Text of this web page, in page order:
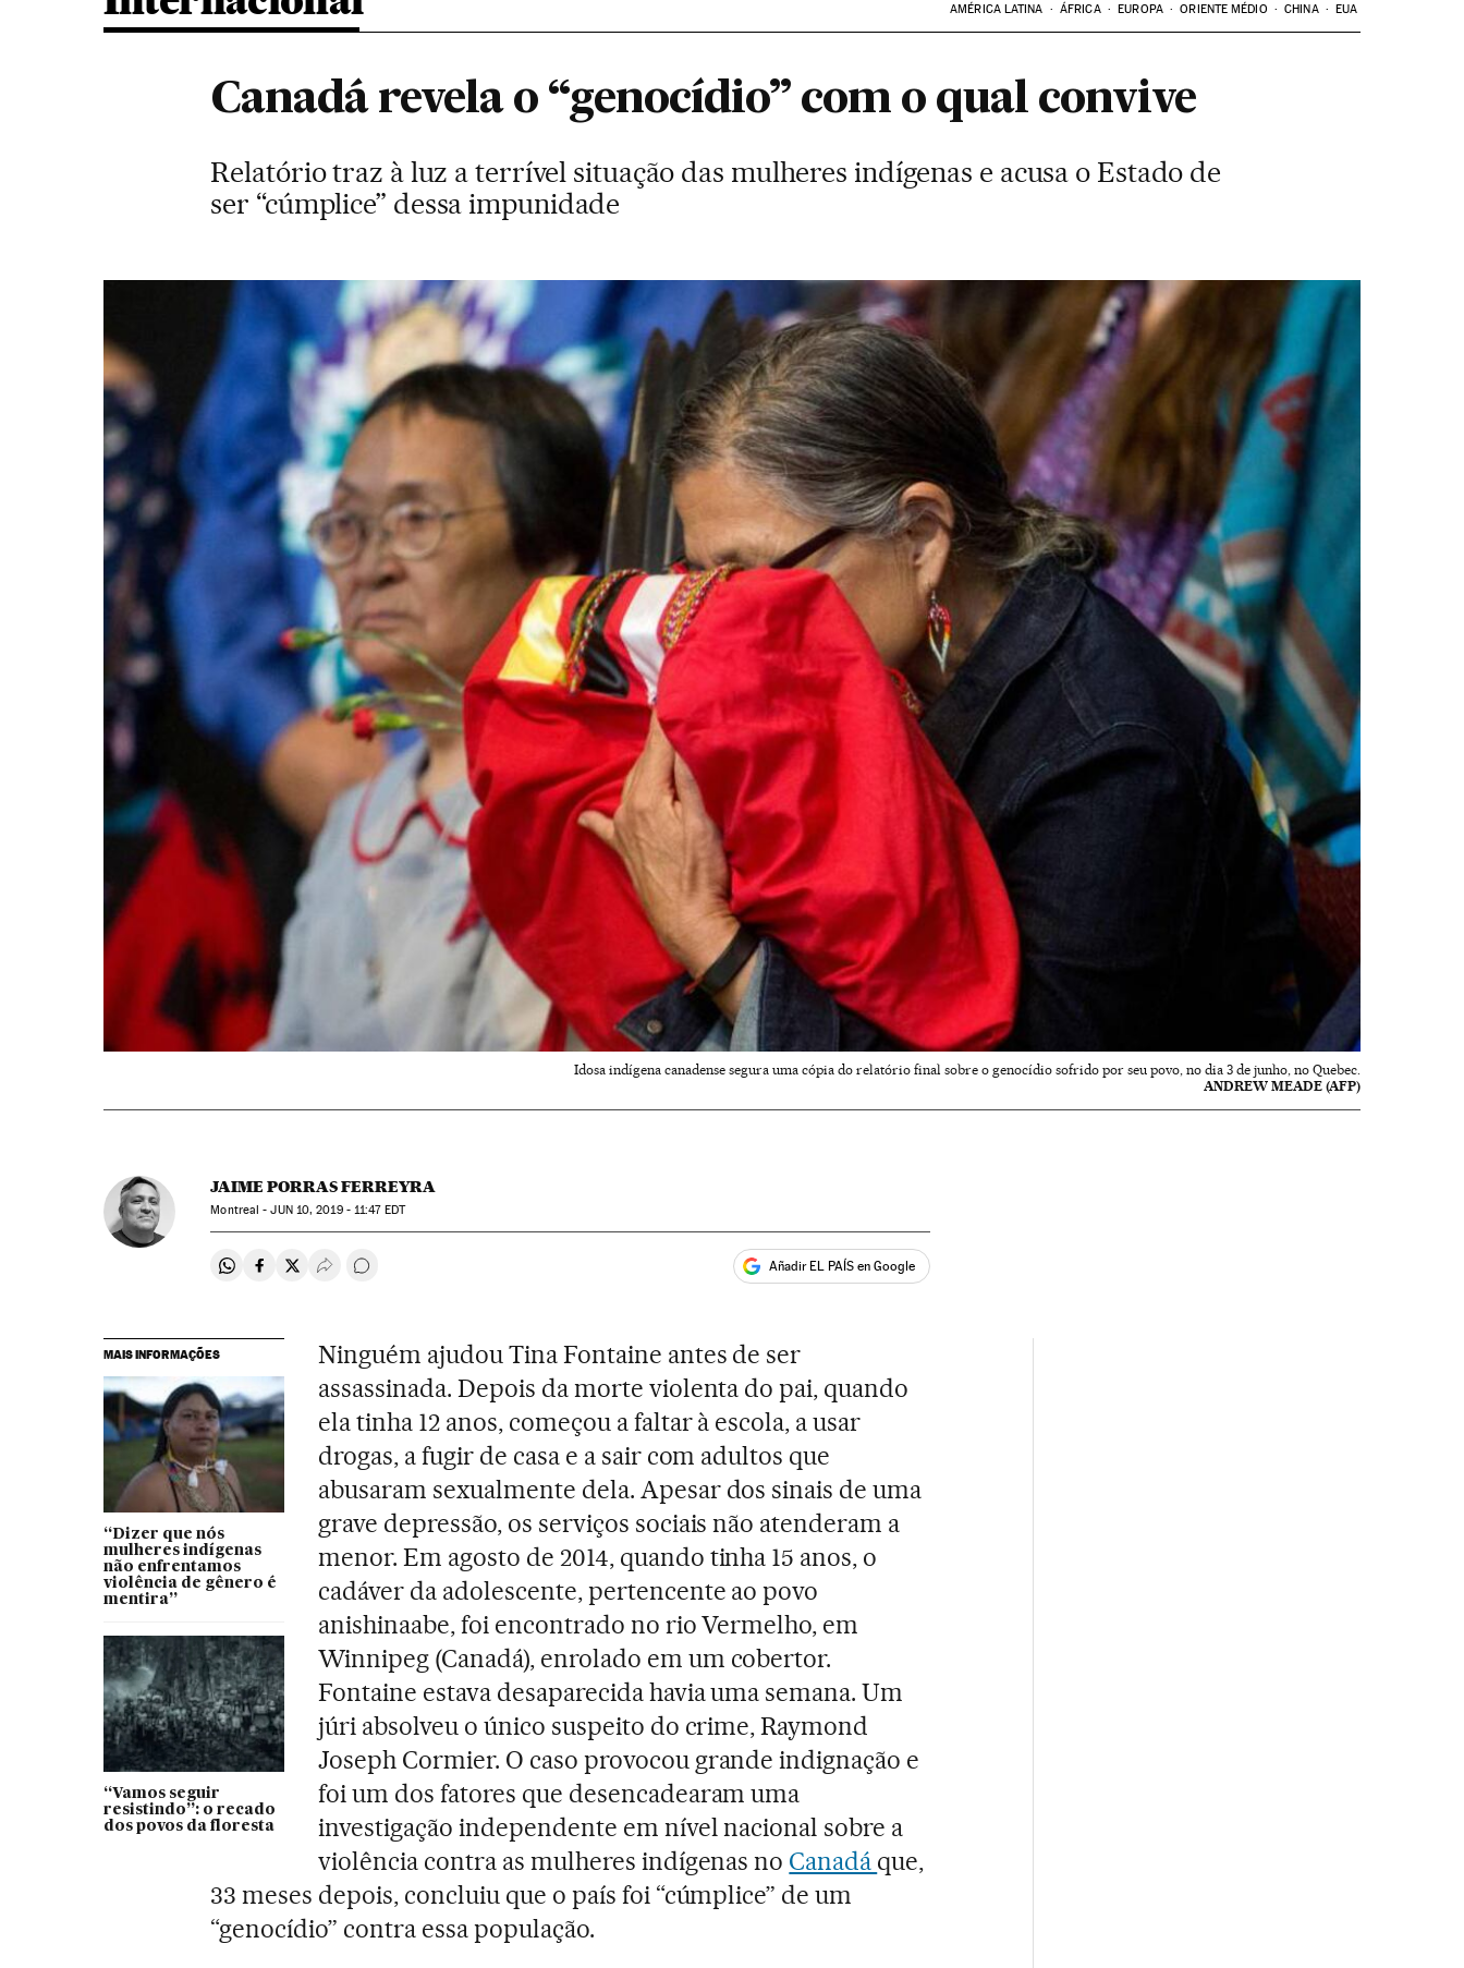
AMÉRICA LATINA ÁFRICA EUROPA ORIENTE MÉDIO CHINA EUA
Canadá revela o “genocídio” com o qual convive
Relatório traz à luz a terrível situação das mulheres indígenas e acusa o Estado de
ser “cúmplice” dessa impunidade
Idosa indígena canadense segura uma cópia do relatório final sobre o genocídio sofrido por seu povo, no dia 3 de junho, no Quebec.
ANDREW MEADE (AFP)
JAIME PORRAS FERREYRA
Montreal -JUN 10, 2019 - 11:47EDT
Compartir en Whatsapp
Compartir en Facebook
Compartir en Twitter
Desplegar Redes Sociales
Comentários Añadir EL PAÍS en Google
MAIS INFORMAÇÕES
“Dizer que nós
mulheres indígenas
não enfrentamos
violência de gênero é
mentira”
“Vamos seguir
resistindo”: o recado
dos povos da floresta
Ninguém ajudou Tina Fontaine antes de ser
assassinada. Depois da morte violenta do pai, quando
ela tinha 12 anos, começou a faltar à escola, a usar
drogas, a fugir de casa e a sair com adultos que
abusaram sexualmente dela. Apesar dos sinais de uma
grave depressão, os serviços sociais não atenderam a
menor. Em agosto de 2014, quando tinha 15 anos, o
cadáver da adolescente, pertencente ao povo
anishinaabe, foi encontrado no rio Vermelho, em
Winnipeg (Canadá), enrolado em um cobertor.
Fontaine estava desaparecida havia uma semana. Um
júri absolveu o único suspeito do crime, Raymond
Joseph Cormier. O caso provocou grande indignação e
foi um dos fatores que desencadearam uma
investigação independente em nível nacional sobre a
violência contra as mulheres indígenas no Canadá que,
33 meses depois, concluiu que o país foi “cúmplice” de um
“genocídio” contra essa população.